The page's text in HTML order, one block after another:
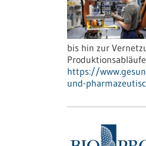
bis hin zur
https://
und-